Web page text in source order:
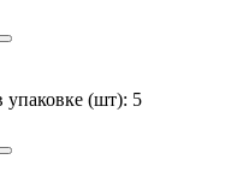
упаковке (шт): 5